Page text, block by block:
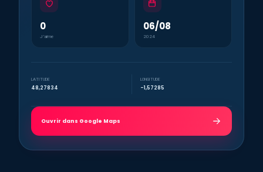
0
J’aime
06/08
2024
LATITUDE
48,27834
LONGITUDE
-1,57285
Ouvrir dans Google Maps